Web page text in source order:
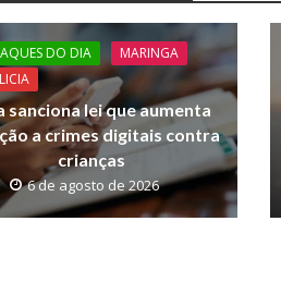
o
o
k
A
p
p
DO DIA
MARINGA
sanciona lei que aumenta
a crimes digitais contra
crianças
6 de agosto de 2026